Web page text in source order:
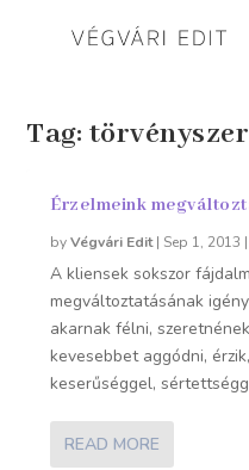
Tag:
Érzelmeink
byVégvári Edit| Sep 1, 2013 |
A kliensek sokszor
megváltoztatásának
akarnak félni,
kevesebbet aggódni,
keserűséggel,
READ MORE